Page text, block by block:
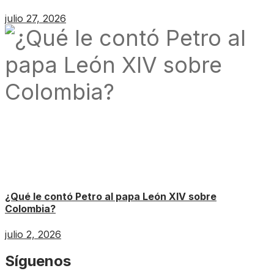
julio 27, 2026
¿Qué le contó Petro al papa León XIV sobre
Colombia?
julio 2, 2026
Síguenos